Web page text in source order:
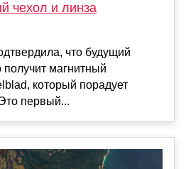
чехол и линза
что будущий
магнитный
который порадует
первый...